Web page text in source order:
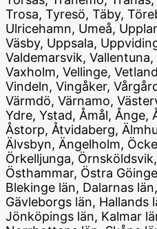
Trosa, Tyresö, Täby,
Ulricehamn, Umeå,
Väsby, Uppsala,
Valdemarsvik,
Vaxholm, Vellinge,
Vindeln, Vingåker,
Värmdö, Värnamo,
Ydre, Ystad, Åmål, Ånge,
Åstorp, Åtvidaberg,
Älvsbyn, Ängelholm,
Örkelljunga,
Östhammar, Östra
Blekinge län, Dalarnas
Gävleborgs län, Hallands
Jönköpings län, Kalmar